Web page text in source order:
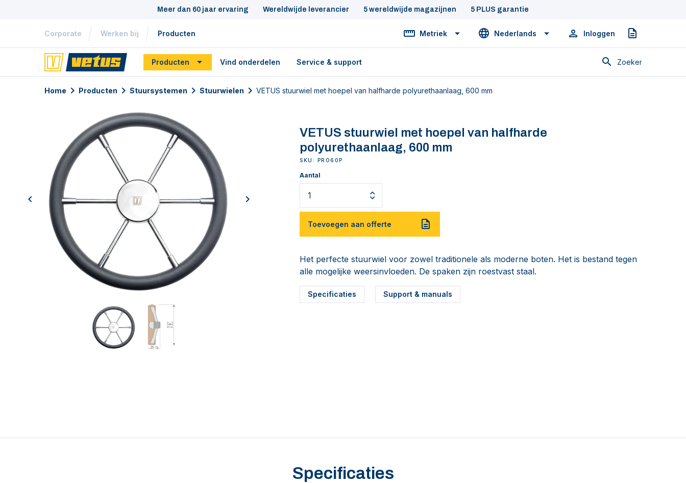
Meer dan 60 jaar ervaring Wereldwijde leverancier 5 wereldwijde magazijnen 5 PLUS garantie
Corporate Werken bij Producten Metriek Nederlands Inloggen Offerte
Producten Vind onderdelen Service & support Zoeken
Home Producten Stuursystemen Stuurwielen VETUS stuurwiel met hoepel van halfharde polyurethaanlaag, 600 mm
previous next
VETUS stuurwiel met hoepel van halfharde
polyurethaanlaag, 600 mm
SKU: PRO60P
Aantal
Toevoegen aan offerte
Het perfecte stuurwiel voor zowel traditionele als moderne boten. Het is bestand tegen
alle mogelijke weersinvloeden. De spaken zijn roestvast staal.
Specificaties Support & manuals
Specificaties